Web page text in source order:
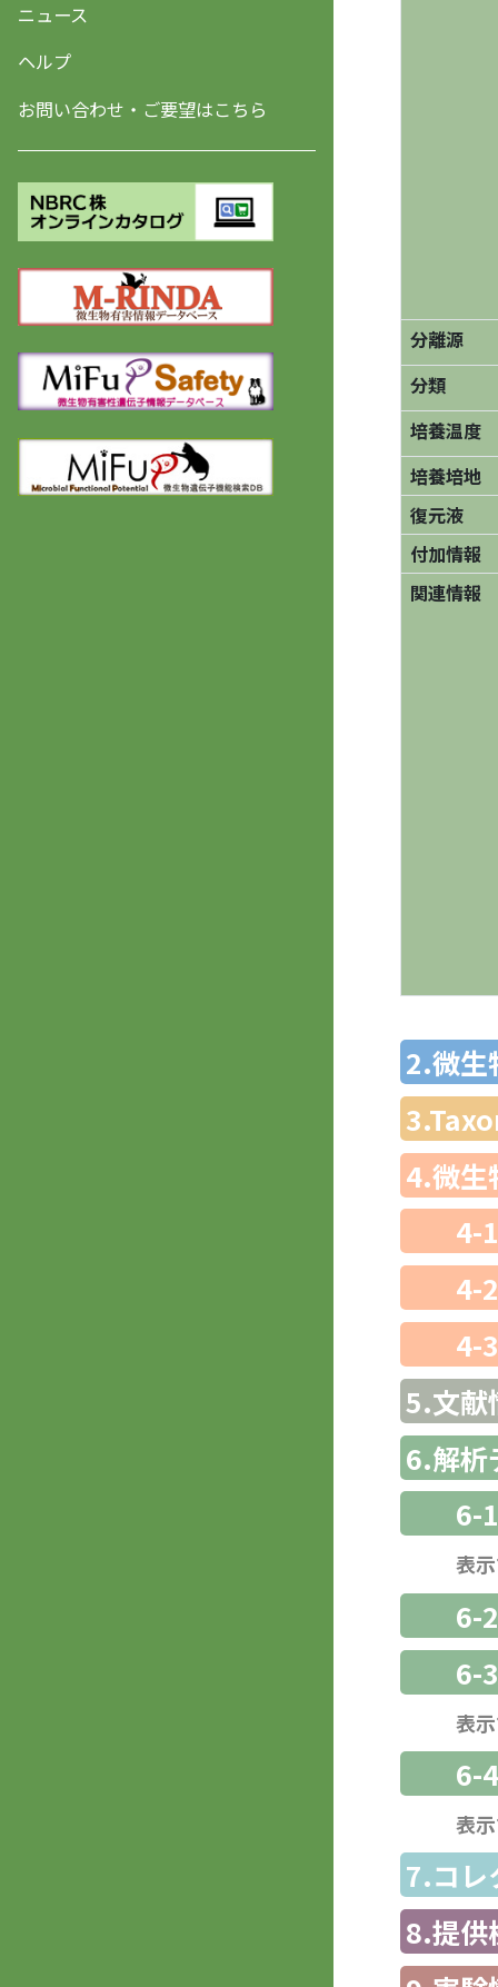
ニュース
ヘルプ
お問い合わせ・ご要望はこちら
分離源
分類
培養温度
培養培地
復元液
付加情報
関連情報
2.微生
4.微生
4-
4-
4-
5.文献
6.解析
6-
表
6-
6-
表
6-
表
7.コレ
8.提供